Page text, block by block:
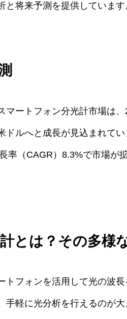
将来予測を提供しています
マートフォン分光計市場は
ドルへと成長が見込まれて
率（CAGR）8.3%で市場が
とは？その多様
トフォンを活用して光の波
手軽に光分析を行えるのが